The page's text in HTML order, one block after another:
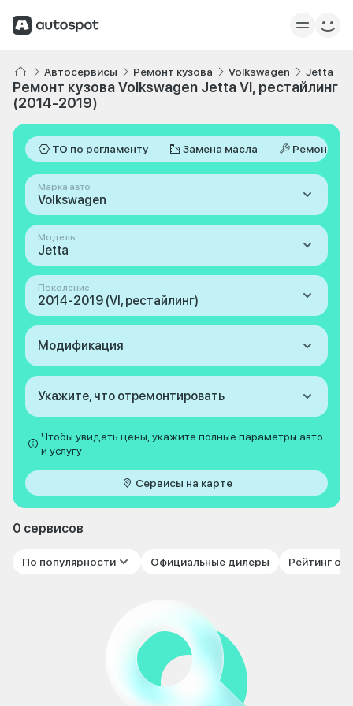
Автосервисы Ремонт кузова Volkswagen Jetta
Ремонт кузова Volkswagen Jetta VI, рестайлинг
(2014-2019)
ТО по регламенту Замена масла Ремонт
Марка авто
Volkswagen
Модель
Jetta
Поколение
2014-2019 (VI, рестайлинг)
Модификация
Укажите, что отремонтировать
Чтобы увидеть цены, укажите полные параметры авто
и услугу
Сервисы на карте
0 сервисов
По популярности Официальные дилеры Рейтинг